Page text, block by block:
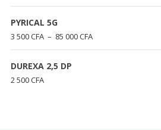
de
500 CFA
PYRICAL 5G
3 500CFA – 85 000CFAPlage
de
DUREXA 2,5 DP
2 500CFA